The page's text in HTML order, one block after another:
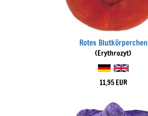
Rotes Blutkörperchen
(Erythrozyt)
11,95 EUR